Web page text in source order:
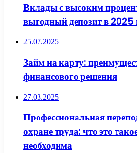
Вклады с высоким
выгодный депозит в 2025
25.07.2025
Займ на карту:
финансового решения
27.03.2025
Профессиональная
охране труда: что это
необходима